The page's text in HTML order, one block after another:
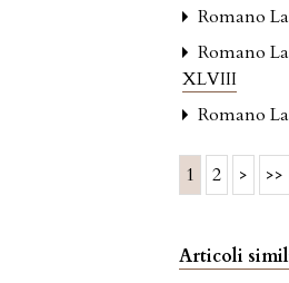
Romano
Romano
XLVIII
Romano
1 2 > >>
Articoli